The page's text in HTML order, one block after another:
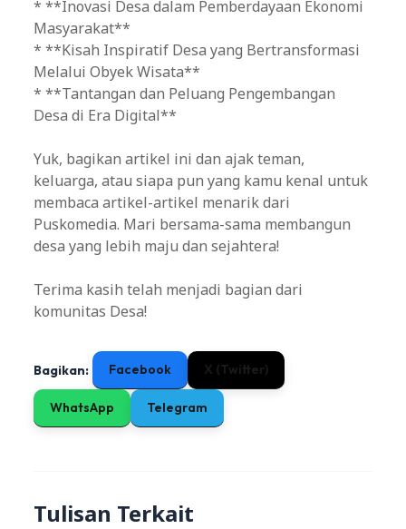
* **Inovasi Desa dalam Pemberdayaan Ekonomi
Masyarakat**
* **Kisah Inspiratif Desa yang Bertransformasi
Melalui Obyek Wisata**
* **Tantangan dan Peluang Pengembangan
Desa di Era Digital**
Yuk, bagikan artikel ini dan ajak teman,
keluarga, atau siapa pun yang kamu kenal untuk
membaca artikel-artikel menarik dari
Puskomedia. Mari bersama-sama membangun
desa yang lebih maju dan sejahtera!
Terima kasih telah menjadi bagian dari
komunitas Desa!
Bagikan: Facebook X (Twitter)
WhatsApp Telegram
Tulisan Terkait